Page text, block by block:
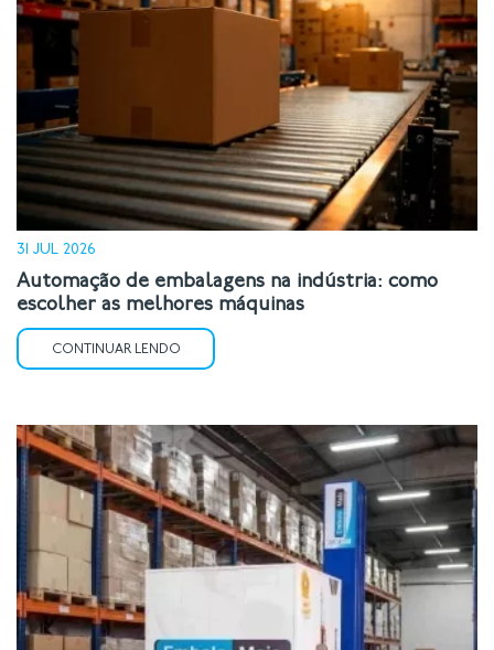
31 JUL 2026
Automação de embalagens na indústria: como
escolher as melhores máquinas
CONTINUAR LENDO